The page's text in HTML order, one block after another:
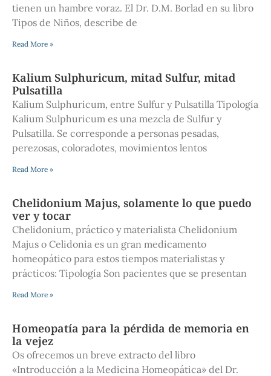
tienen un hambre voraz. El Dr. D.M. Borlad en su libro
Tipos de Niños, describe de
Read More »
Kalium Sulphuricum, mitad Sulfur, mitad
Pulsatilla
Kalium Sulphuricum, entre Sulfur y Pulsatilla Tipología
Kalium Sulphuricum es una mezcla de Sulfur y
Pulsatilla. Se corresponde a personas pesadas,
perezosas, coloradotes, movimientos lentos
Read More »
Chelidonium Majus, solamente lo que puedo
ver y tocar
Chelidonium, práctico y materialista Chelidonium
Majus o Celidonia es un gran medicamento
homeopático para estos tiempos materialistas y
prácticos: Tipología Son pacientes que se presentan
Read More »
Homeopatía para la pérdida de memoria en
la vejez
Os ofrecemos un breve extracto del libro
«Introducción a la Medicina Homeopática» del Dr.